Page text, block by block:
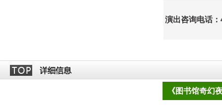
演出咨询电话
《图书馆奇